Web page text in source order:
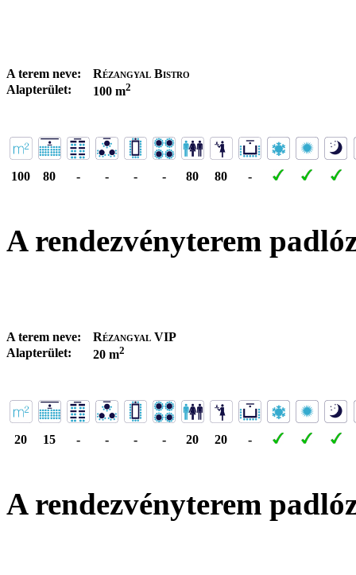
A terem neve:
Rézangyal Bistro
Alapterület:
100 m2
100 80 - - - - 80 80 -
A rendezvényterem
A terem neve:
Rézangyal VIP
Alapterület:
20 m2
20 15 - - - - 20 20 -
A rendezvényterem